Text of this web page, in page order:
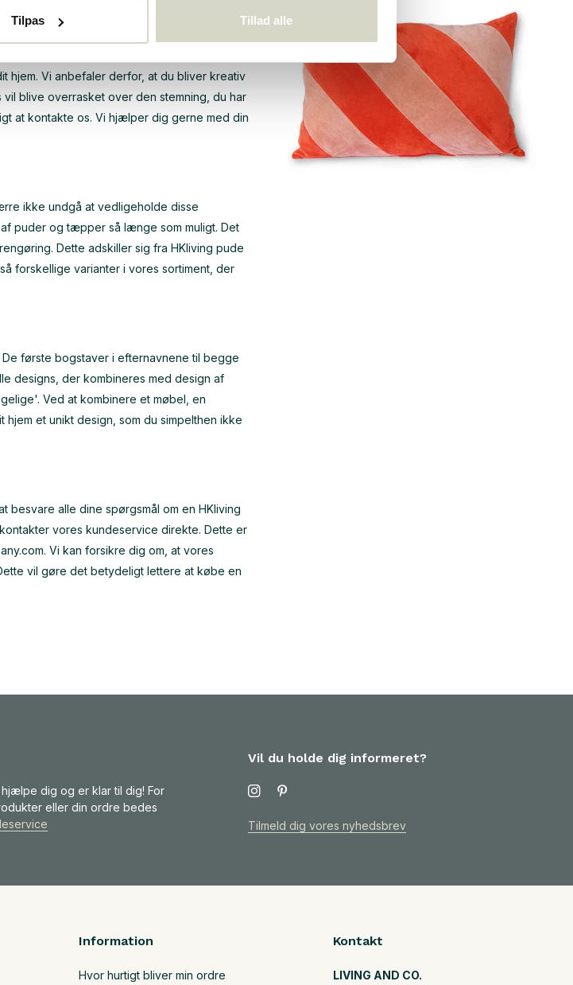
Tilpas Tillad alle
Dette gør det for eksempel
hjem. Vi anbefaler derfor, at du bliver kreativ
blive overrasket over den stemning, du har
at kontakte os. Vi hjælper dig gerne med din
ikke undgå at vedligeholde disse
puder og tæpper så længe som muligt. Det
Dette adskiller sig fra HKliving pude
forskellige varianter i vores sortiment, der
første bogstaver i efternavnene til begge
designs, der kombineres med design af
Ved at kombinere et møbel, en
et unikt design, som du simpelthen ikke
besvare alle dine spørgsmål om en HKliving
vores kundeservice direkte. Dette er
. Vi kan forsikre dig om, at vores
vil gøre det betydeligt lettere at købe en
dig og er klar til dig! For
eller din ordre bedes
Vil du holde dig informeret?
Tilmeld dig vores nyhedsbrev
Information
Hvor hurtigt bliver min ordre
Kontakt
LIVING AND CO.